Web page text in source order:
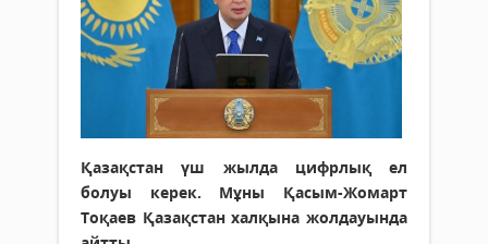
Қазақстан үш жылда цифрлық ел
болуы керек. Мұны Қасым-Жомарт
Тоқаев Қазақстан халқына жолдауында